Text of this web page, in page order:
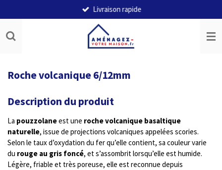
au
contenu
principal
Livraison rapide
Roche volcanique 6/12mm
Description du produit
La pouzzolaneest une roche volcanique basaltique
naturelle, issue de projections volcaniques appelées scories.
Selon le taux d’oxydation du fer qu’elle contient, sa couleur varie
du rouge au gris foncé, et s’assombrit lorsqu’elle est humide.
Légère, friable et très poreuse, elle est reconnue depuis